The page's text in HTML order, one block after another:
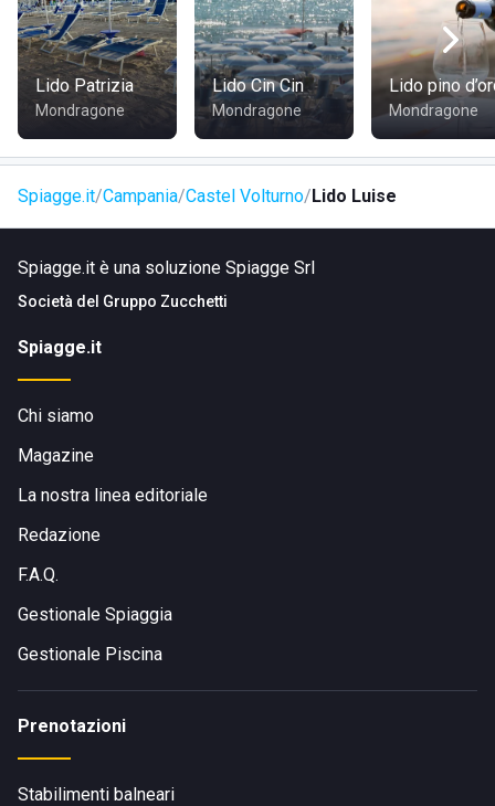
del "Volturno". Esattamente è sulViale"Lesina" a "Castel
Volturno". Il trasporto pubblico è organizzato in modo tale,
da consentire un ottimale allaccio grazie alle stazioni degli
autobus poste nelle vicinanze dellido.
Lido Patrizia
Mondragone
Lido Cin Cin
Mondragone
Lido pino
Mondragone
Spiagge.it Campania Castel Volturno Lido Luise
Spiagge.it è una soluzione Spiagge Srl
Società del Gruppo Zucchetti
Spiagge.it
Chi siamo
Magazine
La nostra linea editoriale
Redazione
F.A.Q.
Gestionale Spiaggia
Gestionale Piscina
Prenotazioni
Stabilimenti balneari